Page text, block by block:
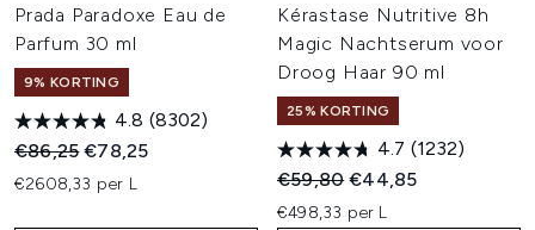
Prada Paradoxe Eau de
Parfum 30 ml
9% KORTING
4.8 (8302)
Recommended Retail Price:
€86,25Huidige prijs:
€78,25
€2608,33 per L
Kérastase Nutritive 8h
Magic Nachtserum voor
Droog Haar 90 ml
25% KORTING
4.7 (1232)
Recommended Retail Price:
€59,80Huidige prijs:
€44,85
€498,33 per L